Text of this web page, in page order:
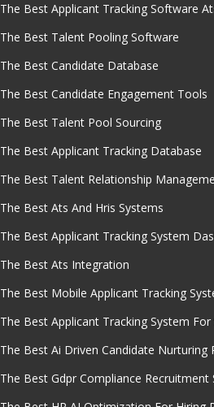
The Best Applicant Tracking Software
The Best Talent Pooling Software
The Best Candidate Database
The Best Candidate Engagement Tools
The Best Talent Pool Sourcing
The Best Applicant Tracking Database
The Best Talent Relationship
The Best Ats And Hris Systems
The Best Applicant Tracking System
The Best Ats Integration
The Best Mobile Applicant Tracking
The Best Applicant Tracking System For
The Best Ai Driven Candidate Nurturing
The Best Gdpr Compliance Recruitment